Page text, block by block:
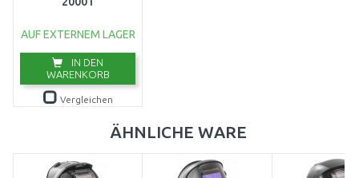
AUF EXTERNEM LAGER
IN DEN
WARENKORB
Vergleichen
ÄHNLICHE WARE